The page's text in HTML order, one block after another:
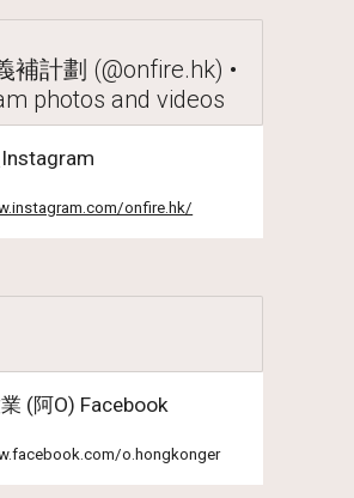
補計劃 (@onfire.hk) •
photos and videos
onfire.hk/
(阿O) Facebook
o.hongkonger